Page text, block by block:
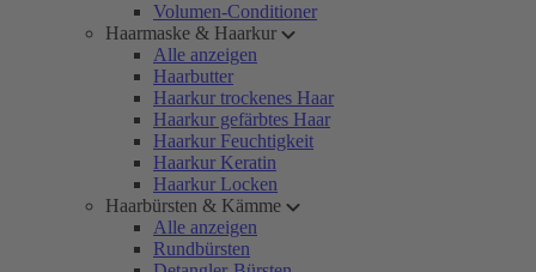
Volumen-Conditioner
Haarmaske & Haarkur
Alle anzeigen
Haarbutter
Haarkur trockenes Haar
Haarkur gefärbtes Haar
Haarkur Feuchtigkeit
Haarkur Keratin
Haarkur Locken
Haarbürsten & Kämme
Alle anzeigen
Rundbürsten